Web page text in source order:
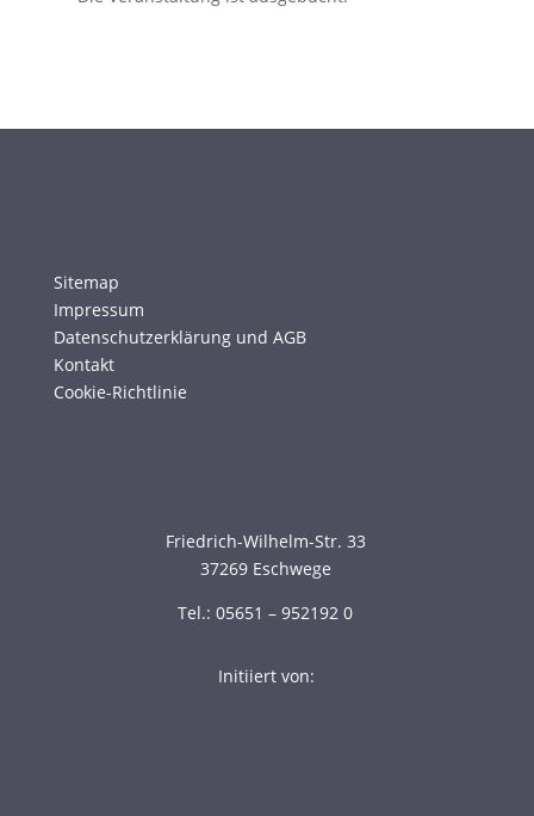
Sitemap
Impressum
Datenschutzerklärung und AGB
Kontakt
Cookie-Richtlinie
Friedrich-Wilhelm-Str. 33
37269 Eschwege
Tel.: 05651 – 952192 0
Initiiert von: